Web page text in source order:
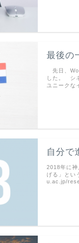
最後の
先日、
した。 シ
ユニークな
自分で
2018年に神
げる」とい
u.ac.jp/